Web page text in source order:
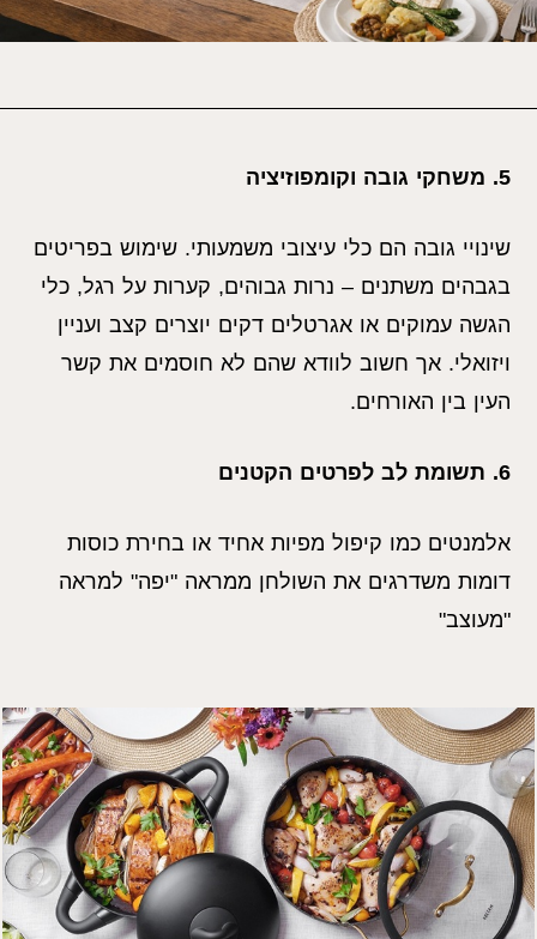
5. משחקי גובה וקומפוזיציה
שינויי גובה הם כלי עיצובי משמעותי. שימוש בפריטים
בגבהים משתנים – נרות גבוהים, קערות על רגל, כלי
הגשה עמוקים או אגרטלים דקים יוצרים קצב ועניין
ויזואלי. אך חשוב לוודא שהם לא חוסמים את קשר
העין בין האורחים.
6. תשומת לב לפרטים הקטנים
אלמנטים כמו קיפול מפיות אחיד או בחירת כוסות
דומות משדרגים את השולחן ממראה "יפה" למראה
"מעוצב"